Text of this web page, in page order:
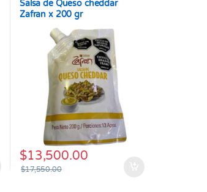
Salsa de Queso cheddar
Zafran x 200 gr
$13,500.00
$17,550.00